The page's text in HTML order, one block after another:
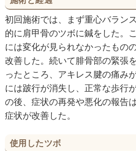
初回施術では、まず重心バラン
的に肩甲骨のツボに鍼をした。
には変化が見られなかったもの
改善した。続いて腓骨部の緊張
ったところ、アキレス腱の痛み
には跛行が消失し、正常な歩行
の後、症状の再発や悪化の報告
症状が改善した。
使用したツボ